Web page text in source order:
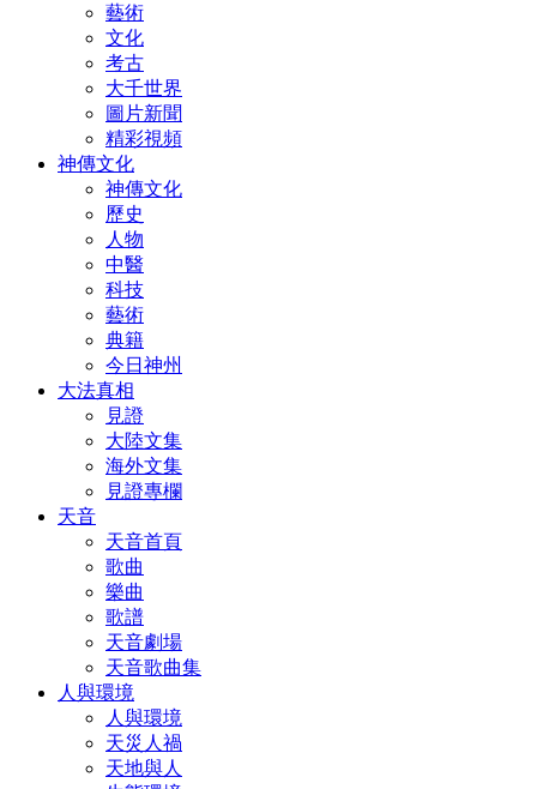
藝術
文化
考古
大千世界
圖片新聞
精彩視頻
神傳文化
神傳文化
歷史
人物
中醫
科技
藝術
典籍
今日神州
大法真相
見證
大陸文集
海外文集
見證專欄
天音
天音首頁
歌曲
樂曲
歌譜
天音劇場
天音歌曲集
人與環境
人與環境
天災人禍
天地與人